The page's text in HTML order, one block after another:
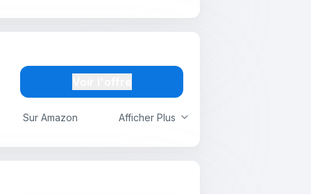
Afficher Plus
Sur Amazon